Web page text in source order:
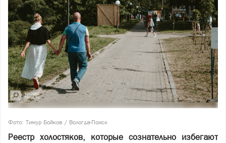
Фото: Тимур Бойков / Вологда-Поиск
Реестр холостяков, которые сознательно избегают